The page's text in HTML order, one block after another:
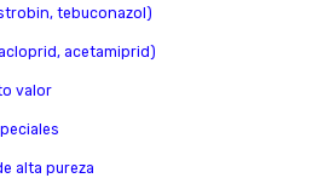
tebuconazol)
acetamiprid)
valor
alta pureza